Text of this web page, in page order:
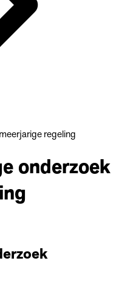
regeling
onderzoek